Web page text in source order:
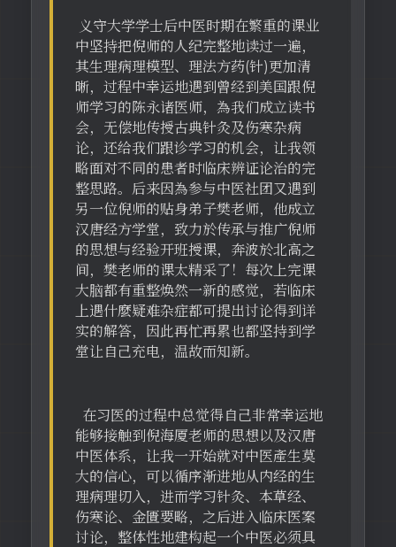
义守大学学士后中医时期在繁重的课业
中坚持把倪师的人纪完整地读过一遍，
其生理病理模型、理法方药(针)更加清
晰，过程中幸运地遇到曾经到美国跟倪
师学习的陈永诸医师，為我们成立读书
会，无偿地传授古典针灸及伤寒杂病
论，还给我们跟诊学习的机会，让我领
略面对不同的患者时临床辨证论治的完
整思路。后来因為参与中医社团又遇到
另一位倪师的贴身弟子樊老师，他成立
汉唐经方学堂，致力於传承与推广倪师
的思想与经验开班授课，奔波於北高之
间，樊老师的课太精采了！每次上完课
大脑都有重整焕然一新的感觉，若临床
上遇什麼疑难杂症都可提出讨论得到详
实的解答，因此再忙再累也都坚持到学
堂让自己充电，温故而知新。
在习医的过程中总觉得自己非常幸运地
能够接触到倪海厦老师的思想以及汉唐
中医体系，让我一开始就对中医產生莫
大的信心，可以循序渐进地从内经的生
理病理切入，进而学习针灸、本草经、
伤寒论、金匱要略，之后进入临床医案
讨论，整体性地建构起一个中医必须具